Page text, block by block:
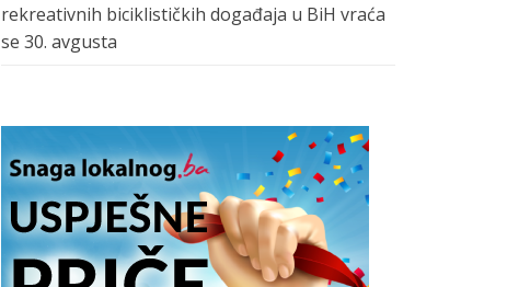
rekreativnih biciklističkih događaja u BiH vraća
se 30. avgusta